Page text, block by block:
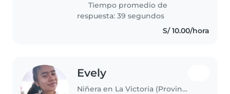
Tiempo promedio de
respuesta: 39 segundos
S/ 10.00/hora
Evely
Niñera en La Victoria (Provincia de Chiclayo)